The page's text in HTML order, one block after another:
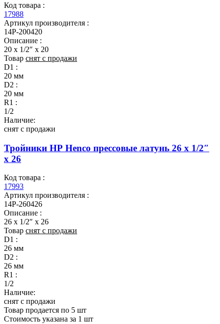
Код товара :
17988
Артикул производителя :
14P-200420
Описание :
20 x 1/2″ x 20
Товар снят с продажи
D1 :
20 мм
D2 :
20 мм
R1 :
1/2
Наличие:
снят с продажи
Тройники НР Henco прессовые латунь 26 x 1/2″
x 26
Код товара :
17993
Артикул производителя :
14P-260426
Описание :
26 x 1/2″ x 26
Товар снят с продажи
D1 :
26 мм
D2 :
26 мм
R1 :
1/2
Наличие:
снят с продажи
Товар продается по 5 шт
Cтоимость указана за 1 шт